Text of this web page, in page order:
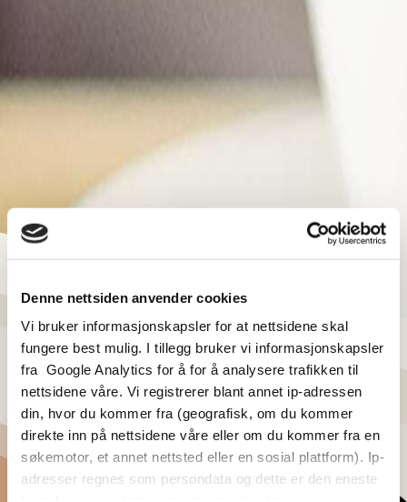
Denne nettsiden anvender cookies
Vi bruker informasjonskapsler for at nettsidene skal
fungere best mulig. I tillegg bruker vi informasjonskapsler
fra Google Analytics for å for å analysere trafikken til
nettsidene våre. Vi registrerer blant annet ip-adressen
din, hvor du kommer fra (geografisk, om du kommer
direkte inn på nettsidene våre eller om du kommer fra en
søkemotor, et annet nettsted eller en sosial plattform). Ip-
adresser regnes som persondata og dette er den eneste